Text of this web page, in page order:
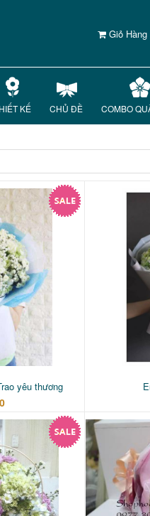
Giỏ Hàng
KẾ CHỦ ĐỀ COMBO
yêu thương